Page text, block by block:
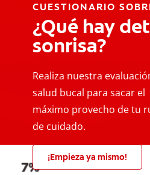
CUESTIONARIO
¿Qué hay
sonrisa?
Realiza nuestra
salud bucal para sacar el
máximo provecho de tu
de cuidado.
¡Empieza ya mismo!